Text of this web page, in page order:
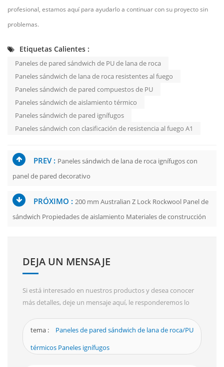
profesional, estamos aquí para ayudarlo a continuar con su proyecto sin
problemas.
Etiquetas Calientes :
Paneles de pared sándwich de PU de lana de roca
Paneles sándwich de lana de roca resistentes al fuego
Paneles sándwich de pared compuestos de PU
Paneles sándwich de aislamiento térmico
Paneles sándwich de pared ignífugos
Paneles sándwich con clasificación de resistencia al fuego A1
PREV : Paneles sándwich de lana de roca ignífugos con
panel de pared decorativo
PRÓXIMO : 200 mm Australian Z Lock Rockwool Panel de
sándwich Propiedades de aislamiento Materiales de construcción
DEJA UN MENSAJE
Si está interesado en nuestros productos y desea conocer
más detalles, deje un mensaje aquí, le responderemos lo
tema :
Paneles de pared sándwich de lana de roca/PU
térmicos Paneles ignífugos